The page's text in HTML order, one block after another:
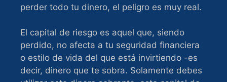
perder todo tu dinero, el peligro es muy real.
El capital de riesgo es aquel que, siendo
perdido, no afecta a tu seguridad financiera
o estilo de vida del que está invirtiendo -es
decir, dinero que te sobra. Solamente debes